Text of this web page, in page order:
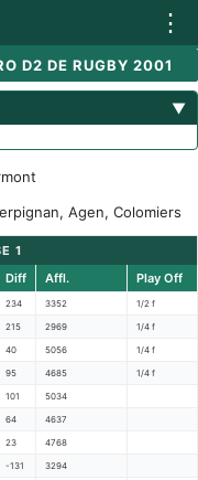
⋮
D2 DE RUGBY 2001
▼
Agen, Colomiers
1
Diff Affl. Play Off
234 3352 1/2 f
215 2969 1/4 f
40 5056 1/4 f
95 4685 1/4 f
101 5034
64 4637
23 4768
-131 3294